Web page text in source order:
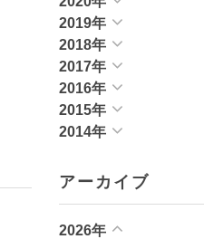
2019年
2018年
2017年
2016年
2015年
2014年
アーカイブ
2026年